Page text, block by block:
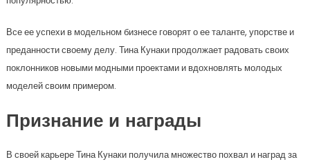
Все ее успехи в модельном бизнесе говорят о ее таланте, упорстве и
преданности своему делу. Тина Кунаки продолжает радовать своих
поклонников новыми модными проектами и вдохновлять молодых
моделей своим примером.
Признание и награды
В своей карьере Тина Кунаки получила множество похвал и наград за